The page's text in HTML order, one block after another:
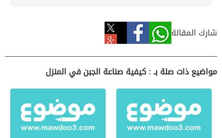
شارك المقالة
مواضيع ذات صلة بـ : كيفية صناعة الجبن في المنزل